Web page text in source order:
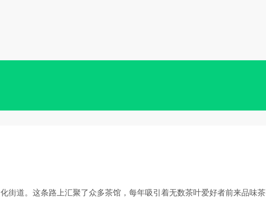
街道。这条路上汇聚了众多茶馆，每年吸引着无数茶叶爱好者前来品味